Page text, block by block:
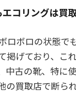
コリングは買
ロボロの状態で
掲げており、こ
中古の靴、特に
の買取店で断ら